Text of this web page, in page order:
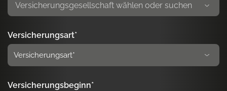
Versicherungsart*
Versicherungsbeginn*